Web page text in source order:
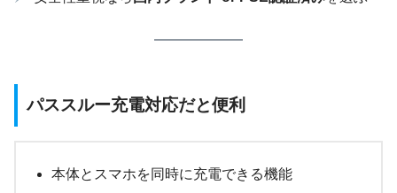
パススルー充電対応だと便利
本体とスマホを同時に充電できる機能